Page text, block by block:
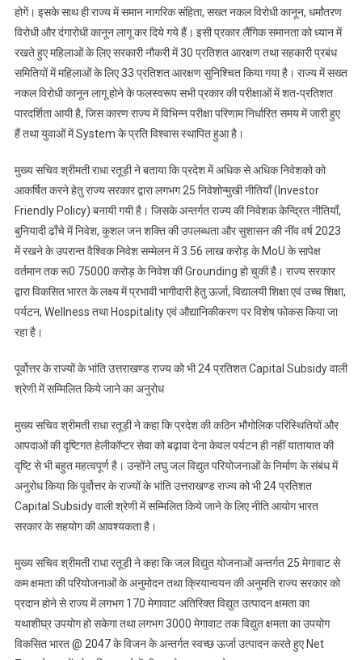
होगें। इसके साथ ही राज्य में समान नागरिक संहिता, सख्त नकल विरोधी कानून, धर्मांतरण
विरोधी और दंगारोधी कानून लागू कर दिये गये हैं। इसी प्रकार लैंगिक समानता को ध्यान में
रखते हुए महिलाओं के लिए सरकारी नौकरी में 30 प्रतिशत आरक्षण तथा सहकारी प्रबंध
समितियों में महिलाओं के लिए 33 प्रतिशत आरक्षण सुनिश्चित किया गया है। राज्य में सख्त
नकल विरोधी कानून लागू होने के फलस्वरूप सभी प्रकार की परीक्षाओं में शत-प्रतिशत
पारदर्शिता आयी है, जिस कारण राज्य में विभिन्न परीक्षा परिणाम निर्धारित समय में जारी हुए
हैं तथा युवाओं में System के प्रति विश्वास स्थापित हुआ है।
मुख्य सचिव श्रीमती राधा रतूड़ी ने बताया कि प्रदेश में अधिक से अधिक निवेशको को
आकर्षित करने हेतु राज्य सरकार द्वारा लगभग 25 निवेशोन्मुखी नीतियाँ (Investor
Friendly Policy) बनायी गयी है। जिसके अन्तर्गत राज्य की निवेशक केन्द्रित नीतियाँ,
बुनियादी ढाँचे में निवेश, कुशल जन शक्ति की उपलब्धता और सुशासन की नींव वर्ष 2023
में रखने के उपरान्त वैश्विक निवेश सम्मेलन में 3.56 लाख करोड़ के MoU के सापेक्ष
वर्तमान तक रू0 75000 करोड़ के निवेश की Grounding हो चुकी है। राज्य सरकार
द्वारा विकसित भारत के लक्ष्य में प्रभावी भागीदारी हेतु ऊर्जा, विद्यालयी शिक्षा एवं उच्च शिक्षा,
पर्यटन, Wellness तथा Hospitality एवं औद्यानिकीकरण पर विशेष फोकस किया जा
रहा है।
पूर्वोत्तर के राज्यों के भांति उत्तराखण्ड राज्य को भी 24 प्रतिशत Capital Subsidy वाली
श्रेणी में सम्मिलित किये जाने का अनुरोध
मुख्य सचिव श्रीमती राधा रतूड़ी ने कहा कि प्रदेश की कठिन भौगोलिक परिस्थितियों और
आपदाओं की दृष्टिगत हेलीकॉप्टर सेवा को बढ़ावा देना केवल पर्यटन ही नहीं यातायात की
दृष्टि से भी बहुत महत्वपूर्ण है। उन्होंने लघु जल विद्युत परियोजनाओं के निर्माण के संबंध में
अनुरोध किया कि पूर्वोत्तर के राज्यों के भांति उत्तराखण्ड राज्य को भी 24 प्रतिशत
Capital Subsidy वाली श्रेणी में सम्मिलित किये जाने के लिए नीति आयोग भारत
सरकार के सहयोग की आवश्यकता है।
मुख्य सचिव श्रीमती राधा रतूड़ी ने कहा कि जल विद्युत योजनाओं अन्तर्गत 25 मेगावाट से
कम क्षमता की परियोजनाओं के अनुमोदन तथा क्रियान्वयन की अनुमति राज्य सरकार को
प्रदान होने से राज्य में लगभग 170 मेगावाट अतिरिक्त विद्युत उत्पादन क्षमता का
यथाशीघ्र उपयोग हो सकेगा तथा लगभग 3000 मेगावाट तक विद्युत क्षमता का उपयोग
विकसित भारत @ 2047 के विजन के अन्तर्गत स्वच्छ ऊर्जा उत्पादन करते हुए Net